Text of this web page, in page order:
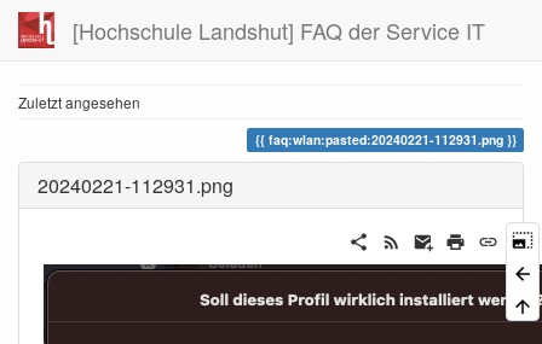
[Hochschule Landshut] FAQ der Service IT
Zuletzt angesehen
faq:wlan:pasted:20240221-112931.png
20240221-112931.png